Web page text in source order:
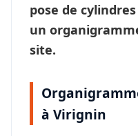
pose de
un
site.
à Virignin